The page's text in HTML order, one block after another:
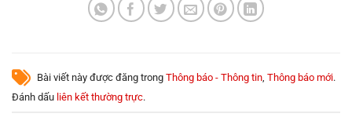
Bài viết này được đăng trong Thông báo - Thông tin Thông báo mới.
Đánh dấu liên kết thường trực.